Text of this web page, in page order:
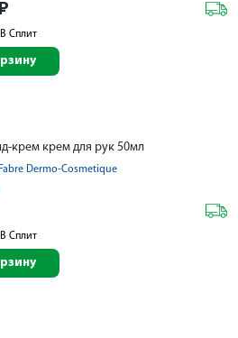
В Сплит
крем крем для рук 50мл
Dermo-Cosmetique
В Сплит